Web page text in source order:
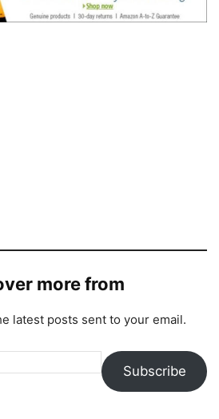
more from
latest posts sent to your email.
Subscribe